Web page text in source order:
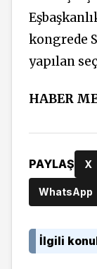
kongrede
yapılan
HABER
PAYLAŞ X
WhatsApp
İlgili